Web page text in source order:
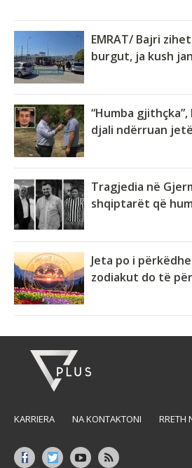
EMRAT/ Bajri
burgut, ja kush
“Humba
djali ndërruan
Tragjedia në
shqiptarët që
Jeta po i
zodiakut do të
KARRIERA NA KONTAKTONI RRETH